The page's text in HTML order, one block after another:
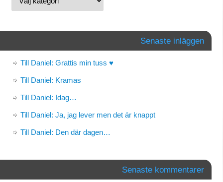
Senaste inläggen
Till Daniel: Grattis min tuss ♥
Till Daniel: Kramas
Till Daniel: Idag…
Till Daniel: Ja, jag lever men det är knappt
Till Daniel: Den där dagen…
Senaste kommentarer